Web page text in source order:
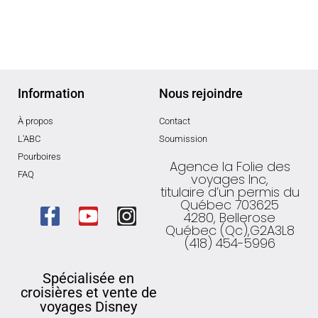
Information
À propos
L'ABC
Pourboires
FAQ
Nous rejoindre
Contact
Soumission
Agence la Folie des
voyages Inc,
titulaire d’un permis du
Québec 703625
4280, Bellerose
Québec (Qc),G2A3L8
(418) 454-5996
Spécialisée en
croisières et vente de
voyages Disney